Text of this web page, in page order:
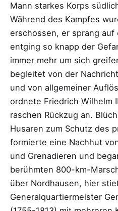
Mann starkes Korps
Während des Kampfes
erschossen, er sprang
entging so knapp der
immer mehr um sich
begleitet von der
und von allgemeiner
ordnete Friedrich Wilhelm
raschen Rückzug an.
Husaren zum Schutz des
formierte eine Nachhut
und Grenadieren und
berühmten 800-km-
über Nordhausen, hier
Generalquartiermeister